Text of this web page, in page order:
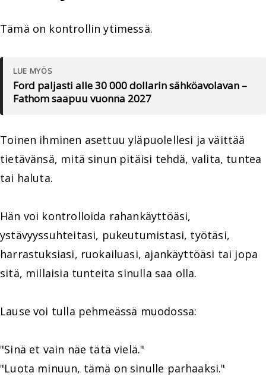
Tämä on kontrollin ytimessä.
LUE MYÖS
Ford paljasti alle 30 000 dollarin sähköavolavan –
Fathom saapuu vuonna 2027
Toinen ihminen asettuu yläpuolellesi ja väittää
tietävänsä, mitä sinun pitäisi tehdä, valita, tuntea
tai haluta.
Hän voi kontrolloida rahankäyttöäsi,
ystävyyssuhteitasi, pukeutumistasi, työtäsi,
harrastuksiasi, ruokailuasi, ajankäyttöäsi tai jopa
sitä, millaisia tunteita sinulla saa olla.
Lause voi tulla pehmeässä muodossa:
"Sinä et vain näe tätä vielä."
"Luota minuun, tämä on sinulle parhaaksi."